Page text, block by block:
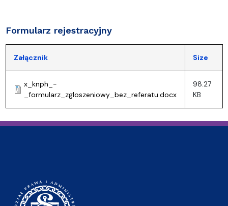
Formularz rejestracyjny
Załącznik Size
x_knph_-
_formularz_zgloszeniowy_bez_referatu.docx
98.27
KB